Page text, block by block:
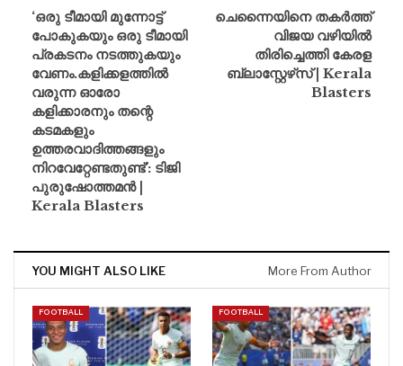
‘ഒരു ടീമായി മുന്നോട്ട്
പോകുകയും ഒരു ടീമായി
പ്രകടനം നടത്തുകയും
വേണം.കളിക്കളത്തിൽ
വരുന്ന ഓരോ
കളിക്കാരനും തന്റെ
കടമകളും
ഉത്തരവാദിത്തങ്ങളും
നിറവേറ്റേണ്ടതുണ്ട്’: ടിജി
പുരുഷോത്തമൻ |
Kerala Blasters
ചെന്നൈയിനെ തകർത്ത്
വിജയ വഴിയിൽ
തിരിച്ചെത്തി കേരള
ബ്ലാസ്റ്റേഴ്‌സ് | Kerala
Blasters
YOU MIGHT ALSO LIKE More From Author
FOOTBALL FOOTBALL